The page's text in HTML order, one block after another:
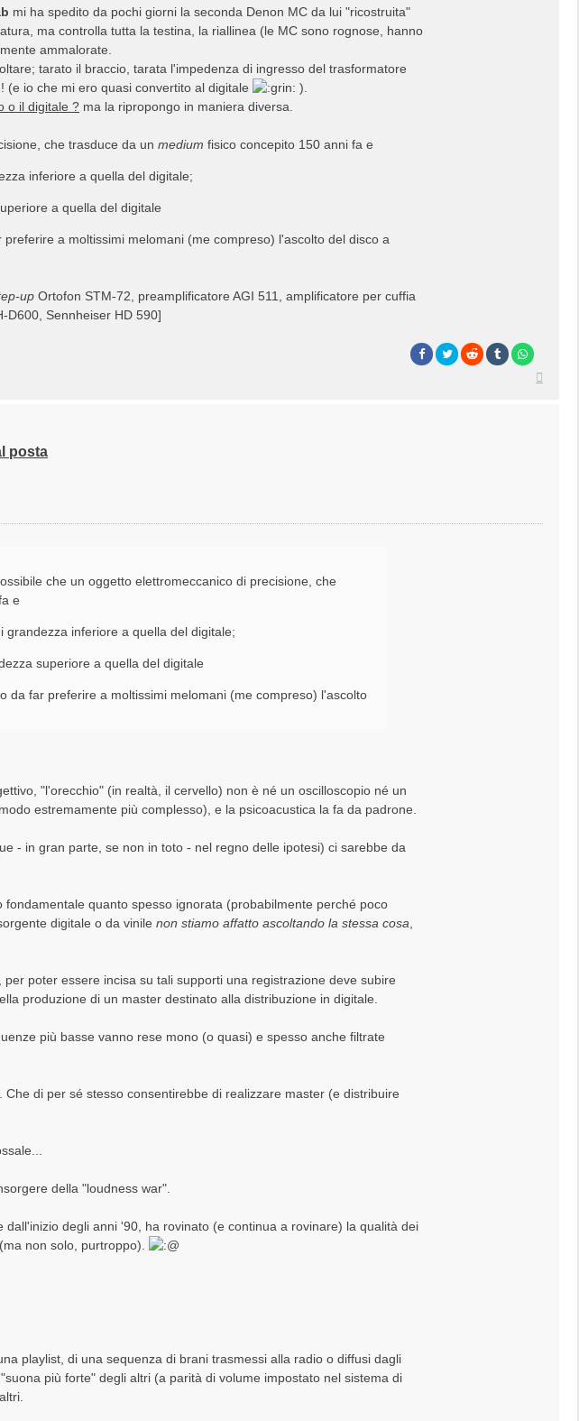
mi ha spedito da pochi giorni la seconda Denon MC da lui "ricostruita"
ma controlla tutta la testina, la riallinea (le MC sono rognose, hanno
ammalorate.
tarato il braccio, tarata l'impedenza di ingresso del trasformatore
io che mi ero quasi convertito al digitale
).
o il digitale ? ma la ripropongo in maniera diversa.
che trasduce da un medium fisico concepito 150 anni fa e
inferiore a quella del digitale;
a quella del digitale
a moltissimi melomani (me compreso) l'ascolto del disco a
up Ortofon STM-72, preamplificatore AGI 511, amplificatore per cuffia
D600, Sennheiser HD 590]
posta
che un oggetto elettromeccanico di precisione, che
e
inferiore a quella del digitale;
superiore a quella del digitale
da far preferire a moltissimi melomani (me compreso) l'ascolto
"l'orecchio" (in realtà, il cervello) non è né un oscilloscopio né un
estremamente più complesso), e la psicoacustica la fa da padrone.
- in gran parte, se non in toto - nel regno delle ipotesi) ci sarebbe da
quanto spesso ignorata (probabilmente perché poco
digitale o da vinile non stiamo affatto ascoltando la stessa cosa
poter essere incisa su tali supporti una registrazione deve subire
produzione di un master destinato alla distribuzione in digitale.
più basse vanno rese mono (o quasi) e spesso anche filtrate
di per sé stesso consentirebbe di realizzare master (e distribuire
della "loudness war".
degli anni '90, ha rovinato (e continua a rovinare) la qualità dei
non solo, purtroppo).
playlist, di una sequenza di brani trasmessi alla radio o diffusi dagli
più forte" degli altri (a parità di volume impostato nel sistema di